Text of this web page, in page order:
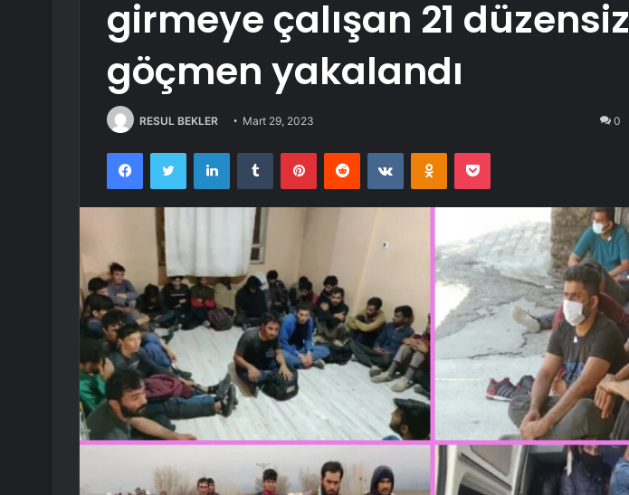
girmeye çalışan 21 düzensiz
göçmen yakalandı
RESUL BEKLER Mart 29, 2023 0
FacebookTwitter LinkedInTumblr PinterestReddit VKontakteOdnoklassniki
Pocket